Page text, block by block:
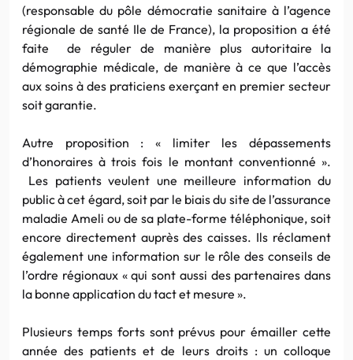
(responsable du pôle démocratie sanitaire à l’agence
régionale de santé Ile de France), la proposition a été
faite de réguler de manière plus autoritaire la
démographie médicale, de manière à ce que l’accès
aux soins à des praticiens exerçant en premier secteur
soit garantie.
Autre proposition : « limiter les dépassements
d’honoraires à trois fois le montant conventionné ».
Les patients veulent une meilleure information du
public à cet égard, soit par le biais du site de l’assurance
maladie Ameli ou de sa plate-forme téléphonique, soit
encore directement auprès des caisses. Ils réclament
également une information sur le rôle des conseils de
l’ordre régionaux « qui sont aussi des partenaires dans
la bonne application du tact et mesure ».
Plusieurs temps forts sont prévus pour émailler cette
année des patients et de leurs droits : un colloque